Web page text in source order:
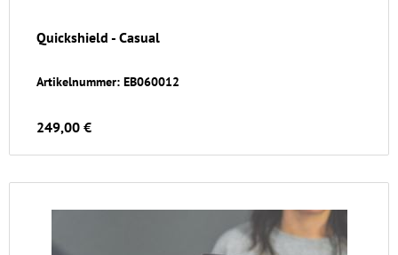
Quickshield - Casual
Artikelnummer: EB060012
249,00 €